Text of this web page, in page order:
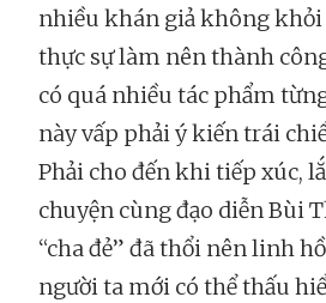
nhiều khán giả không khỏi
thực sự làm nên thành
có quá nhiều tác phẩm
này vấp phải ý kiến trái
Phải cho đến khi tiếp xúc,
chuyện cùng đạo diễn Bùi
“cha đẻ” đã thổi nên linh
người ta mới có thể thấu